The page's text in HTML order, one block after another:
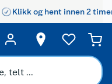
Klikk og hent innen 2